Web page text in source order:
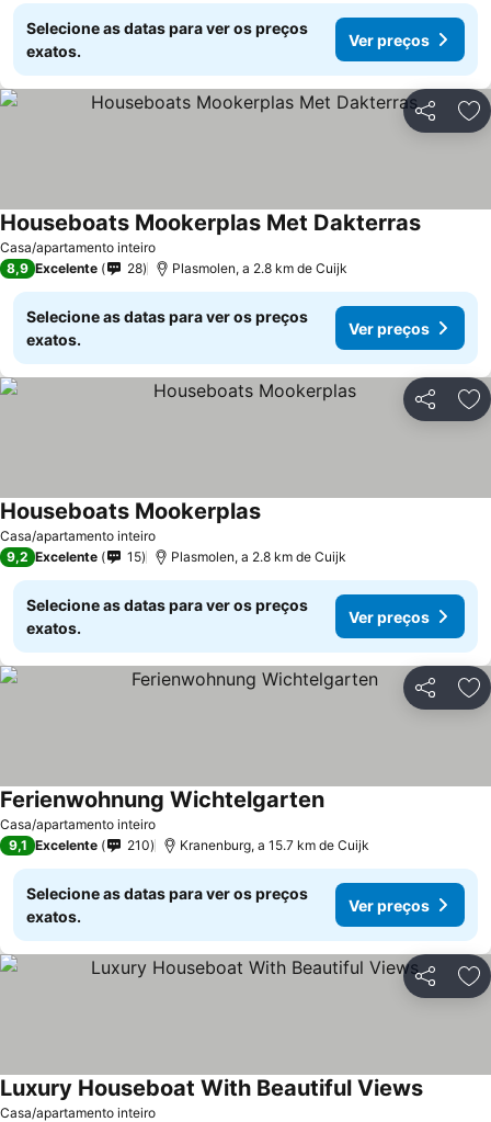
Selecione as datas para ver os preços
exatos.
Ver preços
Partilhar
Casa/apartamento inteiro
Houseboats Mookerplas Met DakterrasVer
8,9 Excelente 28 Plasmolen, a 2.8 km de Cuijk
Selecione as datas para ver os preços
exatos.
Ver preços
Partilhar
Casa/apartamento inteiro
Houseboats MookerplasVer preços
9,2 Excelente 15 Plasmolen, a 2.8 km de Cuijk
Selecione as datas para ver os preços
exatos.
Ver preços
Partilhar
Casa/apartamento inteiro
Ferienwohnung WichtelgartenVer preços
9,1 Excelente 210 Kranenburg, a 15.7 km de Cuijk
Selecione as datas para ver os preços
exatos.
Ver preços
Partilhar
Casa/apartamento inteiro
Luxury Houseboat With Beautiful ViewsVer